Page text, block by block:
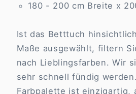
180 - 200 cm Breite x
Ist das Betttuch
Maße ausgewählt, filtern
nach Lieblingsfarben. Wir
sehr schnell fündig
Farbpalette ist einzigartig,